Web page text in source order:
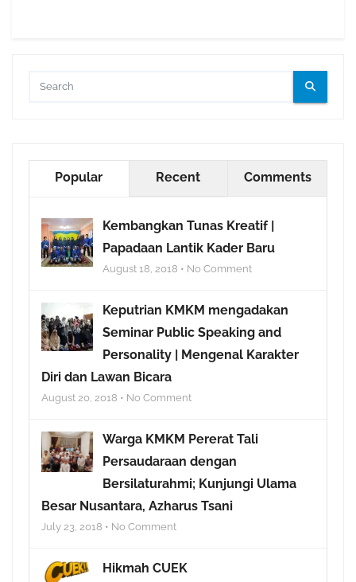
Popular Recent Comments
Kembangkan Tunas Kreatif |
Papadaan Lantik Kader Baru
August 18, 2018 • No Comment
Keputrian KMKM mengadakan
Seminar Public Speaking and
Personality | Mengenal Karakter
Diri dan Lawan Bicara
August 20, 2018 • No Comment
Warga KMKM Pererat Tali
Persaudaraan dengan
Bersilaturahmi; Kunjungi Ulama
Besar Nusantara, Azharus Tsani
July 23, 2018 • No Comment
Hikmah CUEK